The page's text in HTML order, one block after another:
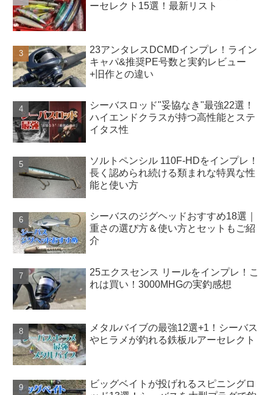
ーセレクト15選！最新リスト
23アンタレスDCMDインプレ！ライン
キャパ&推奨PE号数と実釣レビュー
+旧作との違い
シーバスロッド"妥協なき"最強22選！
ハイエンドクラスが持つ高性能とステ
イタス性
ソルトペンシル 110F-HDをインプレ！
長く認められ続ける類まれな特異な性
能と使い方
シーバスのジグヘッドおすすめ18選｜
重さの選び方＆使い方とセットもご紹
介
25エクスセンス リールをインプレ！こ
れは買い！3000MHGの実釣感想
メタルバイブの最強12選+1！シーバス
やヒラメが釣れる鉄板ルアーセレクト
ビッグベイトが投げれるスピニングロ